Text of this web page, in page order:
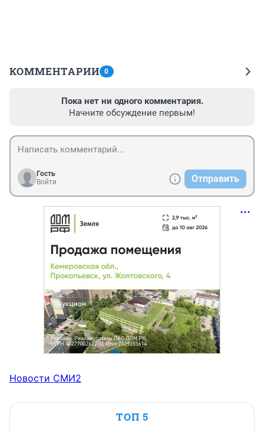
КОММЕНТАРИИ 0
Пока нет ни одного комментария.
Начните обсуждение первым!
Гость
Войти
Отправить
Новости СМИ2
ТОП 5